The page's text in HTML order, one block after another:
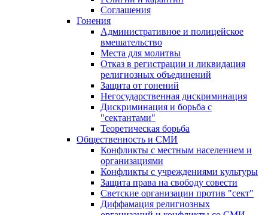
Соглашения
Гонения
Административное и полицейское
вмешательство
Места для молитвы
Отказ в регистрации и ликвидация
религиозных объединений
Защита от гонений
Негосударственная дискриминация
Дискриминация и борьба с
"сектантами"
Теоретическая борьба
Общественность и СМИ
Конфликты с местным населением и
организациями
Конфликты с учреждениями культуры
Защита права на свободу совести
Светские организации против "сект"
Диффамация религиозных